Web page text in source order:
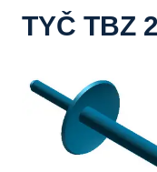
Moje
stroje
TYČ TBZ